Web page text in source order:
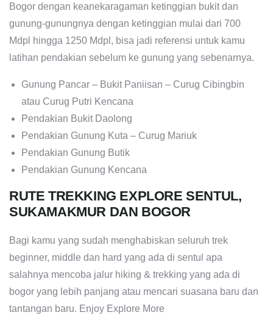
Bogor dengan keanekaragaman ketinggian bukit dan
gunung-gunungnya dengan ketinggian mulai dari 700
Mdpl hingga 1250 Mdpl, bisa jadi referensi untuk kamu
latihan pendakian sebelum ke gunung yang sebenarnya.
Gunung Pancar – Bukit Paniisan – Curug Cibingbin
atau Curug Putri Kencana
Pendakian Bukit Daolong
Pendakian Gunung Kuta – Curug Mariuk
Pendakian Gunung Butik
Pendakian Gunung Kencana
RUTE TREKKING EXPLORE SENTUL,
SUKAMAKMUR DAN BOGOR
Bagi kamu yang sudah menghabiskan seluruh trek
beginner, middle dan hard yang ada di sentul apa
salahnya mencoba jalur hiking & trekking yang ada di
bogor yang lebih panjang atau mencari suasana baru dan
tantangan baru. Enjoy Explore More